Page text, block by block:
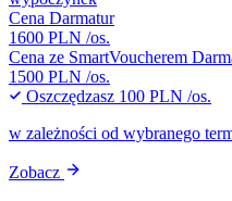
Cena Darmatur
1600 PLN /os.
Cena ze SmartVoucherem
1500 PLN /os.
Oszczędzasz 100 PLN /os.
w zależności od wybranego
Zobacz